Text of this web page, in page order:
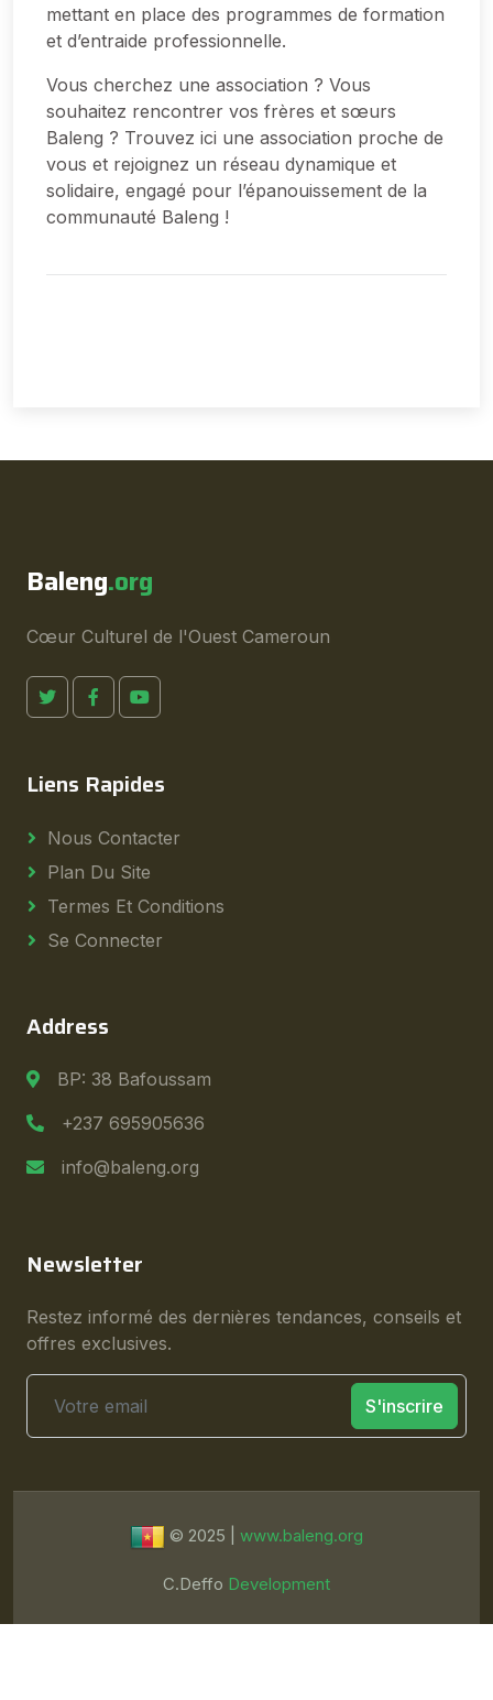
mettant en place des programmes de formation
et d’entraide professionnelle.
Vous cherchez une association ? Vous
souhaitez rencontrer vos frères et sœurs
Baleng ? Trouvez ici une association proche de
vous et rejoignez un réseau dynamique et
solidaire, engagé pour l’épanouissement de la
communauté Baleng !
Baleng.org
Cœur Culturel de l'Ouest Cameroun
Liens Rapides
Nous Contacter
Plan Du Site
Termes Et Conditions
Se Connecter
Address
BP: 38 Bafoussam
+237 695905636
info@baleng.org
Newsletter
Restez informé des dernières tendances, conseils et
offres exclusives.
S'inscrire
© 2025 | www.baleng.org
C.Deffo Development